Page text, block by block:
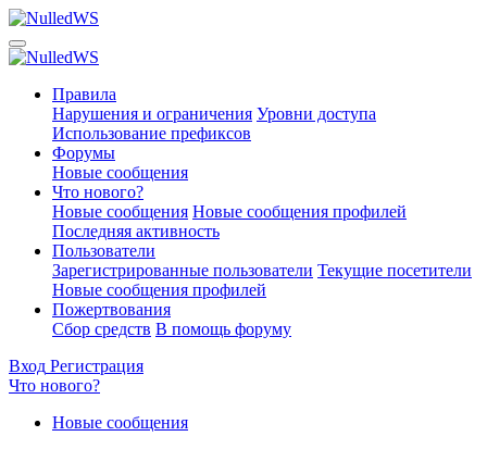
Правила
Нарушения и ограничения Уровни доступа
Использование префиксов
Форумы
Новые сообщения
Что нового?
Новые сообщения Новые сообщения профилей
Последняя активность
Пользователи
Зарегистрированные пользователи Текущие посетители
Новые сообщения профилей
Пожертвования
Сбор средств В помощь форуму
Вход Регистрация
Что нового?
Новые сообщения